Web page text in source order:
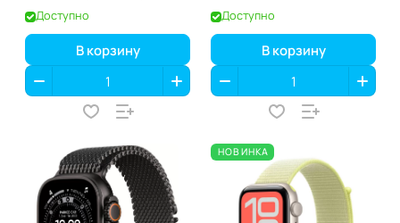
Доступно
В корзину
42мм, (GPS)
Доступно
В корзину
НОВИНКА